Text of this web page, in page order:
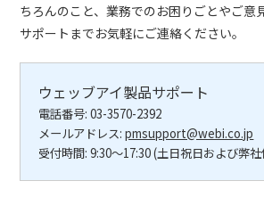
ちろんのこと、業務でのお困りごとやご意
サポートまでお気軽にご連絡ください。
ウェッブアイ製品サポート
電話番号: 03-3570-2392
メールアドレス:pmsupport@webi.co.jp
受付時間: 9:30～17:30 (土日祝日および弊